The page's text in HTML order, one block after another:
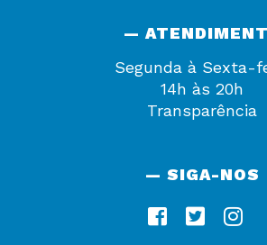
—
Segunda à Sexta-
14h às 20h
Transparência
— SIGA-NOS